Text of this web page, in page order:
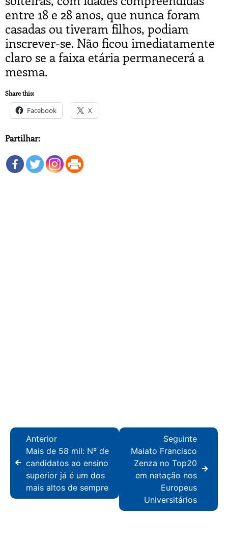
entre 18 e 28 anos, que nunca foram
casadas ou tiveram filhos, podiam
inscrever-se. Não ficou imediatamente
claro se a faixa etária permanecerá a
mesma.
Share this:
Facebook X
Partilhar:
Anterior
Mais de 58 mil: Nº de
candidatos ao ensino
superior já é um dos
mais altos de sempre
Seguinte
Maiato Francisco
Zenza no Top20
em natação nos
Europeus
Universitários